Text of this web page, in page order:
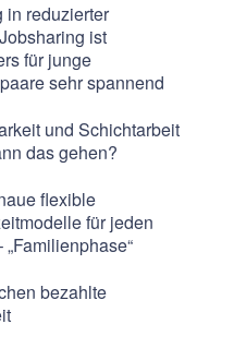
in reduzierter
ist
für junge
sehr spannend
und Schichtarbeit
das gehen?
flexible
für jeden
„Familienphase“
bezahlte